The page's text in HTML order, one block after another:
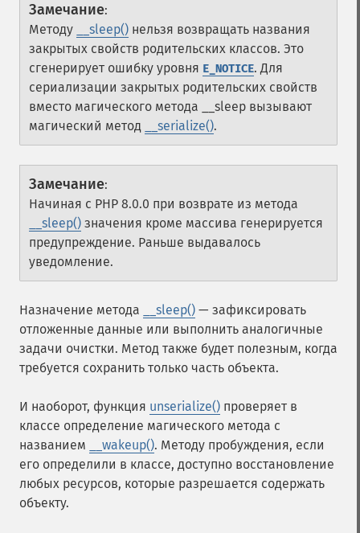
Замечание:
Методу
__sleep() нельзя возвращать названия
закрытых свойств родительских классов. Это
сгенерирует ошибку уровня E_NOTICE. Для
сериализации закрытых родительских свойств
вместо магического метода __sleep вызывают
магический метод
__serialize().
Замечание:
Начиная с PHP 8.0.0 при возврате из метода
__sleep() значения кроме массива генерируется
предупреждение. Раньше выдавалось
уведомление.
Назначение метода __sleep() — зафиксировать
отложенные данные или выполнить аналогичные
задачи очистки. Метод также будет полезным, когда
требуется сохранить только часть объекта.
И наоборот, функция unserialize() проверяет в
классе определение магического метода с
названием
__wakeup(). Методу пробуждения, если
его определили в классе, доступно восстановление
любых ресурсов, которые разрешается содержать
объекту.